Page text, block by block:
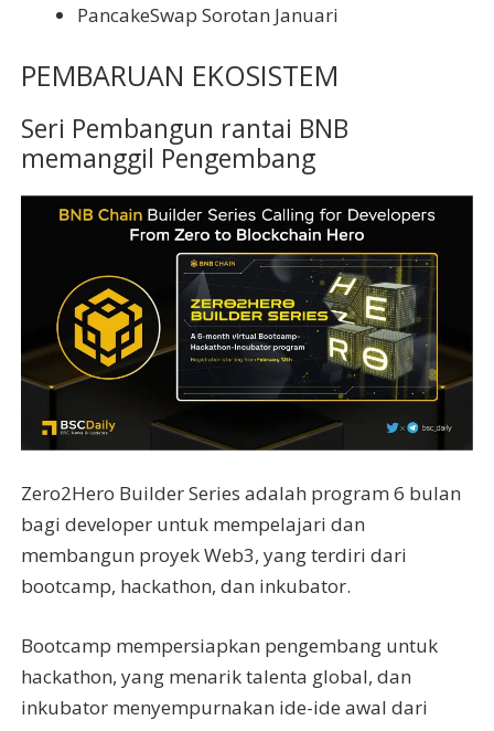
PancakeSwap Sorotan Januari
PEMBARUAN EKOSISTEM
Seri Pembangun rantai BNB
memanggil Pengembang
Zero2Hero Builder Series adalah program 6 bulan
bagi developer untuk mempelajari dan
membangun proyek Web3, yang terdiri dari
bootcamp, hackathon, dan inkubator.
Bootcamp mempersiapkan pengembang untuk
hackathon, yang menarik talenta global, dan
inkubator menyempurnakan ide-ide awal dari